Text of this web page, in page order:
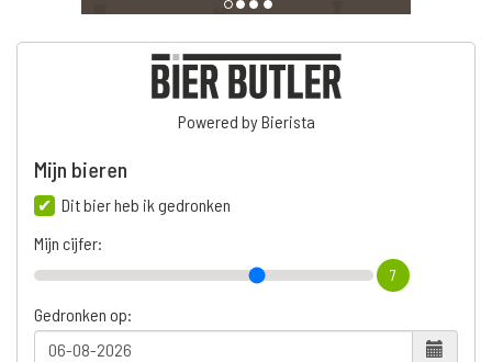
Powered by Bierista
Mijn bieren
Dit bier heb ik gedronken
Mijn cijfer:
7
Gedronken op: